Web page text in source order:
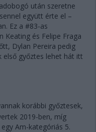
után szeretne
együtt érte el –
Ez a #83-as
Keating és Felipe Fraga
Dylan Pereira pedig
első győztes lehet hát itt
korábbi győztesek,
2019-ben, míg
Am-kategóriás 5.